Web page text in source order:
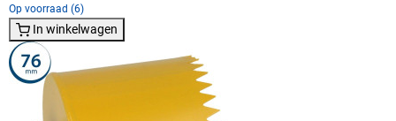
Op voorraad (6)
In winkelwagen